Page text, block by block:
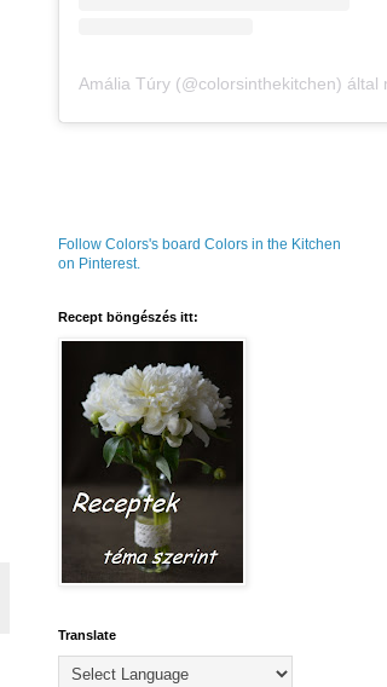
Follow Colors's board Colors in the Kitchen
on Pinterest.
Recept böngészés itt:
Translate